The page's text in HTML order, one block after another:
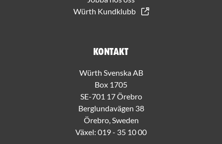
Würth Kundklubb
Kontakt
Würth Svenska AB
Box 1705
SE-701 17 Örebro
Berglundavägen 38
Örebro, Sweden
Växel: 019 - 35 10 00